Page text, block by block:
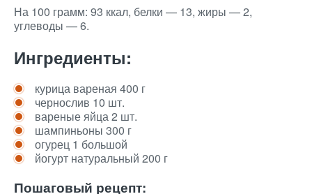
На 100 грамм: 93 ккал, белки — 13, жиры — 2,
углеводы — 6.
Ингредиенты:
курица вареная 400 г
чернослив 10 шт.
вареные яйца 2 шт.
шампиньоны 300 г
огурец 1 большой
йогурт натуральный 200 г
Пошаговый рецепт: